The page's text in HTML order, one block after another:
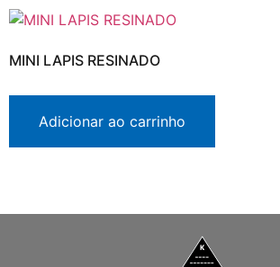
MINI LAPIS RESINADO
Adicionar ao carrinho